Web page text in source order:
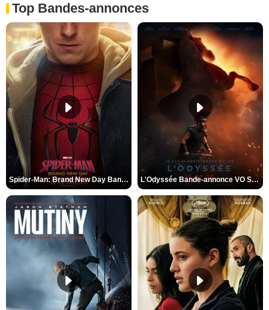
Top Bandes-annonces
Spider-Man: Brand New Day Bande-annonce VO STFR L'Odyssée Bande-annonce VO STFR